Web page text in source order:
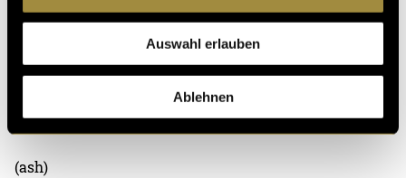
Auswahl erlauben
Ablehnen
(ash)